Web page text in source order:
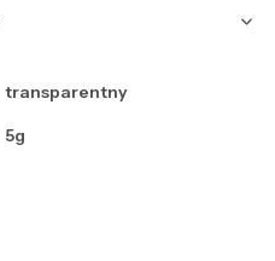
transparentny
5g